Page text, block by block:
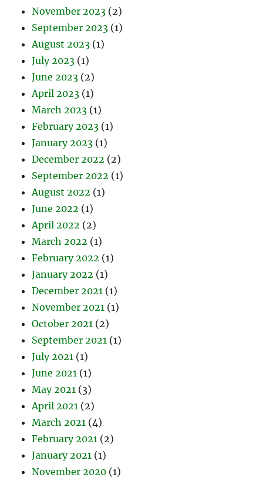
November 2023 (2)
September 2023 (1)
August 2023 (1)
July 2023 (1)
June 2023 (2)
April 2023 (1)
March 2023 (1)
February 2023 (1)
January 2023 (1)
December 2022 (2)
September 2022 (1)
August 2022 (1)
June 2022 (1)
April 2022 (2)
March 2022 (1)
February 2022 (1)
January 2022 (1)
December 2021 (1)
November 2021 (1)
October 2021 (2)
September 2021 (1)
July 2021 (1)
June 2021 (1)
May 2021 (3)
April 2021 (2)
March 2021 (4)
February 2021 (2)
January 2021 (1)
November 2020 (1)